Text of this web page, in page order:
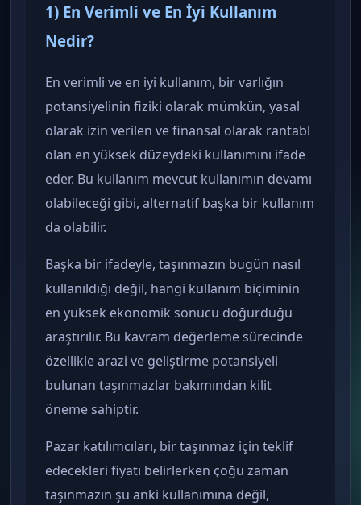
1) En Verimli ve En İyi Kullanım
Nedir?
En verimli ve en iyi kullanım, bir varlığın
potansiyelinin fiziki olarak mümkün, yasal
olarak izin verilen ve finansal olarak rantabl
olan en yüksek düzeydeki kullanımını ifade
eder. Bu kullanım mevcut kullanımın devamı
olabileceği gibi, alternatif başka bir kullanım
da olabilir.
Başka bir ifadeyle, taşınmazın bugün nasıl
kullanıldığı değil, hangi kullanım biçiminin
en yüksek ekonomik sonucu doğurduğu
araştırılır. Bu kavram değerleme sürecinde
özellikle arazi ve geliştirme potansiyeli
bulunan taşınmazlar bakımından kilit
öneme sahiptir.
Pazar katılımcıları, bir taşınmaz için teklif
edecekleri fiyatı belirlerken çoğu zaman
taşınmazın şu anki kullanımına değil,